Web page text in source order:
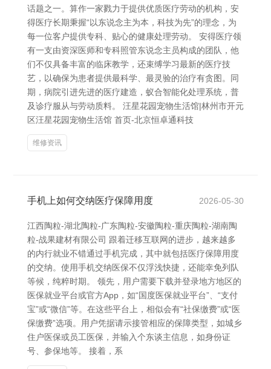
话题之一。算作一家戮力于提供优质医疗劳动的机构，安
得医疗长期秉握“以东说念主为本，科技为先”的理念，为
每一位客户提供专科、贴心的健康处理劳动。 安得医疗领
有一支由资深医师和专科照管东说念主员构成的团队，他
们不仅具备丰富的临床教学，还束缚学习最新的医疗技
艺，以确保为患者提供最科学、最灵验的治疗有贪图。同
期，病院引进先进的医疗建造，蚁合智能化处理系统，普
及诊疗服从与劳动质料。 汪星花园宠物生活馆|林州市开元
区汪星花园宠物生活馆 首页-北京恒卓通科技
维修资讯
手机上如何交纳医疗保障用度 2026-05-30
江西陶粒-湖北陶粒-广东陶粒-安徽陶粒-重庆陶粒-湖南陶
粒-战果建材有限公司 跟着迁移互联网的进步，越来越多
的内行就业不错通过手机完成，其中就包括医疗保障用度
的交纳。使用手机交纳医保不仅浮浅快捷，还能幸免列队
等候，纯粹时期。 领先，用户需要下载并登录地方地区的
医保就业平台或官方App，如“国度医保就业平台”、“支付
宝”或“微信”等。在这些平台上，相似会有“社保缴费”或“医
保缴费”选项。用户凭据请示接管相应的保障类型，如城乡
住户医保或员工医保，并输入个东谈主信息，如身份证
号、参保地等。 接着，系